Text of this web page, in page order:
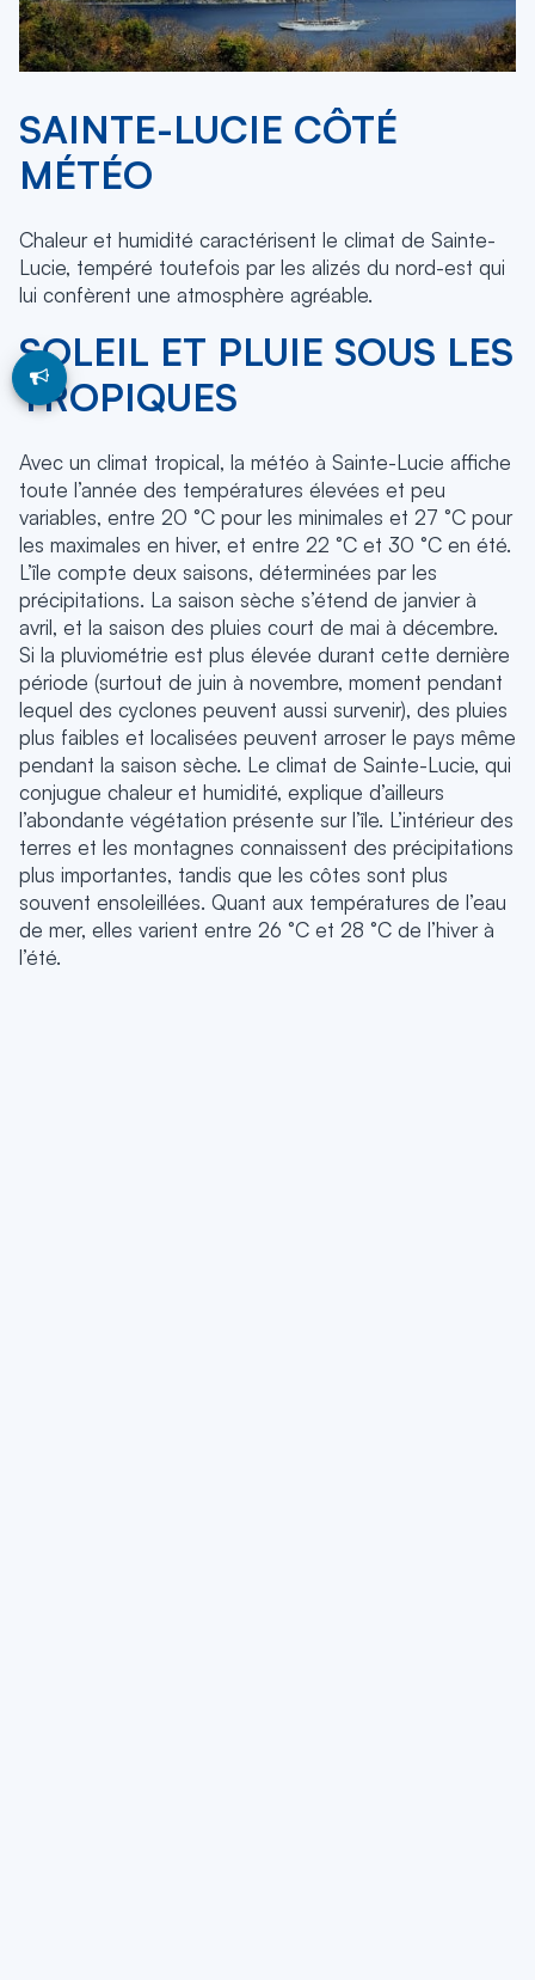
SAINTE-LUCIE CÔTÉ
MÉTÉO
Chaleur et humidité caractérisent le climat de Sainte-
Lucie, tempéré toutefois par les alizés du nord-est qui
lui confèrent une atmosphère agréable.
SOLEIL ET PLUIE SOUS LES
TROPIQUES
Avec un climat tropical, la météo à Sainte-Lucie affiche
toute l’année des températures élevées et peu
variables, entre 20 °C pour les minimales et 27 °C pour
les maximales en hiver, et entre 22 °C et 30 °C en été.
L’île compte deux saisons, déterminées par les
précipitations. La saison sèche s’étend de janvier à
avril, et la saison des pluies court de mai à décembre.
Si la pluviométrie est plus élevée durant cette dernière
période (surtout de juin à novembre, moment pendant
lequel des cyclones peuvent aussi survenir), des pluies
plus faibles et localisées peuvent arroser le pays même
pendant la saison sèche. Le climat de Sainte-Lucie, qui
conjugue chaleur et humidité, explique d’ailleurs
l’abondante végétation présente sur l’île. L’intérieur des
terres et les montagnes connaissent des précipitations
plus importantes, tandis que les côtes sont plus
souvent ensoleillées. Quant aux températures de l’eau
de mer, elles varient entre 26 °C et 28 °C de l’hiver à
l’été.